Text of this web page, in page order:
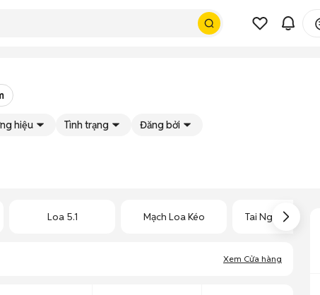
hiệu Tình trạng Đăng bởi
Loa 5.1 Mạch Loa Kéo Tai Nghe IPhone 7
Xem Cửa hàng